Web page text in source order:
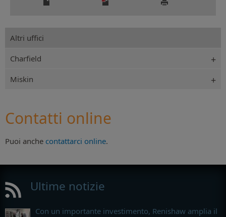
Altri uffici
Charfield
Miskin
Contatti online
Puoi anche contattarci online.
Ultime notizie
Con un importante investimento, Renishaw amplia il